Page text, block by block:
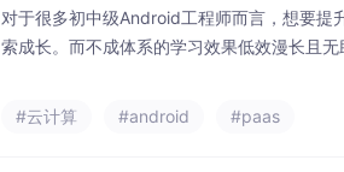
解析、进阶开发核心学习笔记、全套讲解
OMlnMTyodjR 来自 DAMO开
damodev.csdn.net· 2025-03-23
图、开环仿真模型、控制源代码及主拓